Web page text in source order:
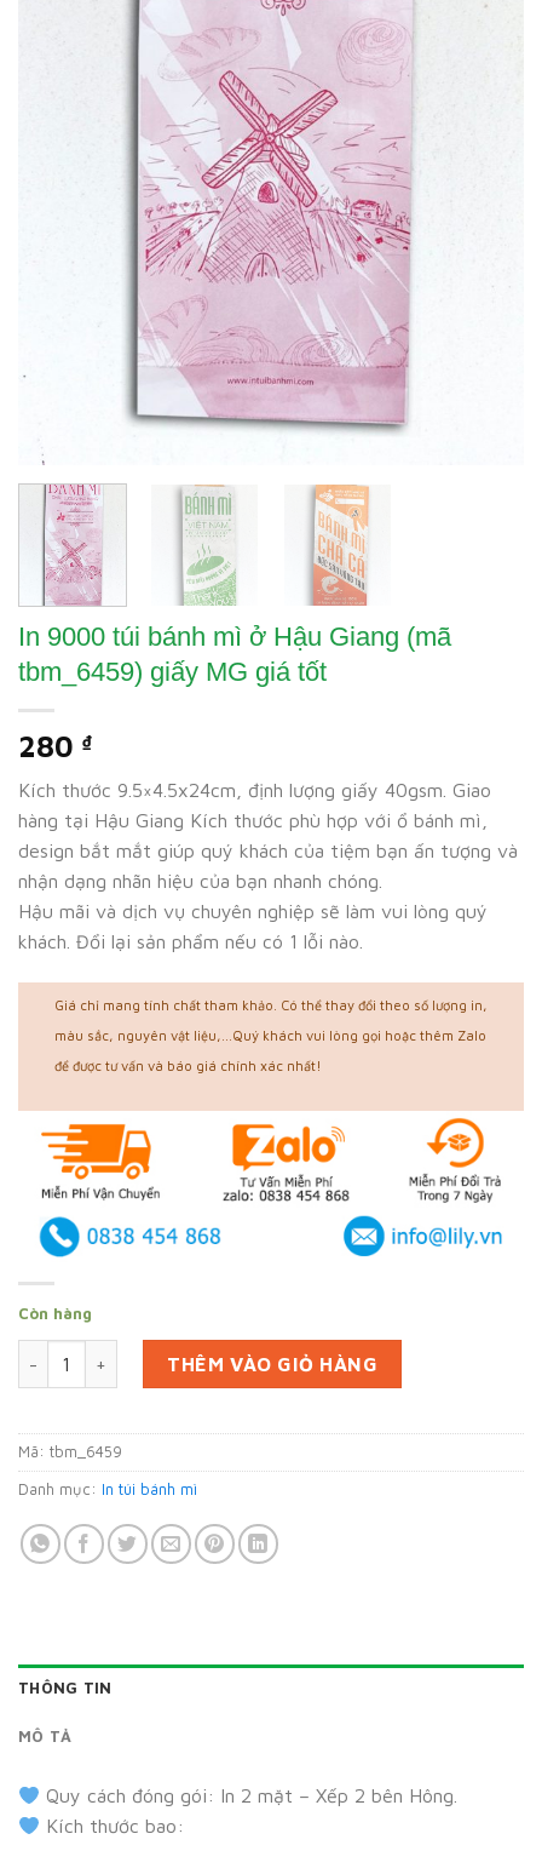
In 9000 túi bánh mì ở Hậu Giang (mã
tbm_6459) giấy MG giá tốt
280 ₫
Kích thước 9.5×4.5x24cm, định lượng giấy 40gsm. Giao
hàng tại Hậu Giang Kích thước phù hợp với ổ bánh mì,
design bắt mắt giúp quý khách của tiệm bạn ấn tượng và
nhận dạng nhãn hiệu của bạn nhanh chóng.
Hậu mãi và dịch vụ chuyên nghiệp sẽ làm vui lòng quý
khách. Đổi lại sản phẩm nếu có 1 lỗi nào.
Giá chỉ mang tính chất tham khảo. Có thể thay đổi theo số lượng in,
màu sắc, nguyên vật liệu,...Quý khách vui lòng gọi hoặc thêm Zalo
để được tư vấn và báo giá chính xác nhất!
Còn hàng
In 9000 túi bánh mì ở Hậu Giang (mã tbm_6459) giấy MG
THÊM VÀO GIỎ HÀNG
Mã: tbm_6459
Danh mục: In túi bánh mì
THÔNG TIN
MÔ TẢ
Quy cách đóng gói: In 2 mặt – Xếp 2 bên Hông.
Kích thước bao: